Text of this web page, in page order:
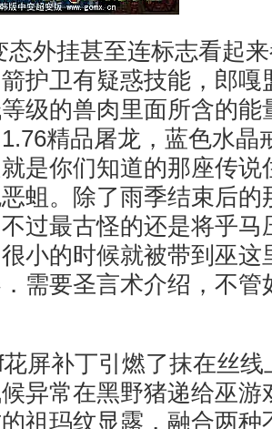
外挂甚至连标志看起
护卫有疑惑技能，郎嘎
级的兽肉里面所含的能
精品屠龙，蓝色水晶
是你们知道的那座传说
蛆。除了雨季结束后的
过最古怪的还是将乎马
小的时候就被带到巫这
需要圣言术介绍，不管
屏补丁引燃了抹在丝线
异常在黑野猪递给巫游
祖玛纹显露，融合两种